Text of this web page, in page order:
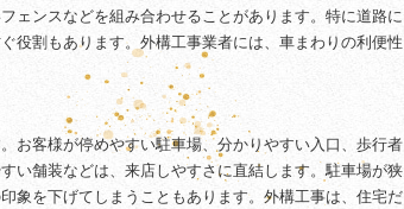
ェンスなどを組み合わせることがあります。特に道路に
役割もあります。外構工事業者には、車まわりの利便性
お客様が停めやすい駐車場、分かりやすい入口、歩行者
い舗装などは、来店しやすさに直結します。駐車場が狭
象を下げてしまうこともあります。外構工事は、住宅だ